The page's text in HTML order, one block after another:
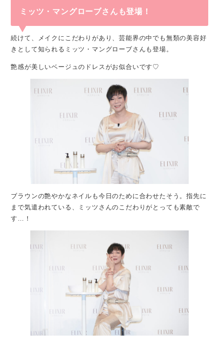
ミッツ・マングローブさんも登場！
続けて、メイクにこだわりがあり、芸能界の中でも無類の美容好
きとして知られるミッツ・マングローブさんも登場。
艶感が美しいベージュのドレスがお似合いです♡
ブラウンの艶やかなネイルも今日のために合わせたそう。指先に
まで気遣われている、ミッツさんのこだわりがとっても素敵で
す…！